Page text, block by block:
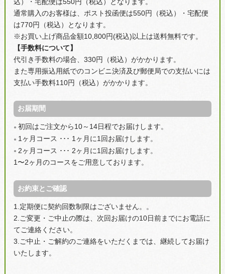
通常購入のお客様は、ポスト投函便は550円（税込）・宅配便
は770円（税込）となります。
※お買い上げ商品金額10,800円(税込)以上は送料無料です。
【手数料について】
代引き手数料の場合、330円（税込）がかかります。
また専用振込用紙でのコンビニ決済及び郵便局での支払いには
支払い手数料110円（税込）がかかります。
お届期間
● 初回はご注文から10～14日程でお届けします。
● 1ヶ月コース ･･･ 1ヶ月に1回お届けします。
● 2ヶ月コース ･･･ 2ヶ月に1回お届けします。
1〜2ヶ月のコースをご用意しております。
お約束とご確認
1.定期便に契約回数制限はございません。。
2.ご変更・ご中止の際は、次回お届けの10日前までにお電話に
てご連絡ください。
3.ご中止・ご解約のご連絡をいただくまでは、継続してお届け
いたします。